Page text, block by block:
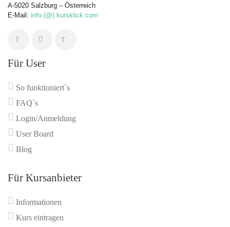
A-5020 Salzburg – Österreich
E-Mail: info (@) kursklick.com
Für User
So funktioniert`s
FAQ`s
Login/Anmeldung
User Board
Blog
Für Kursanbieter
Informationen
Kurs eintragen